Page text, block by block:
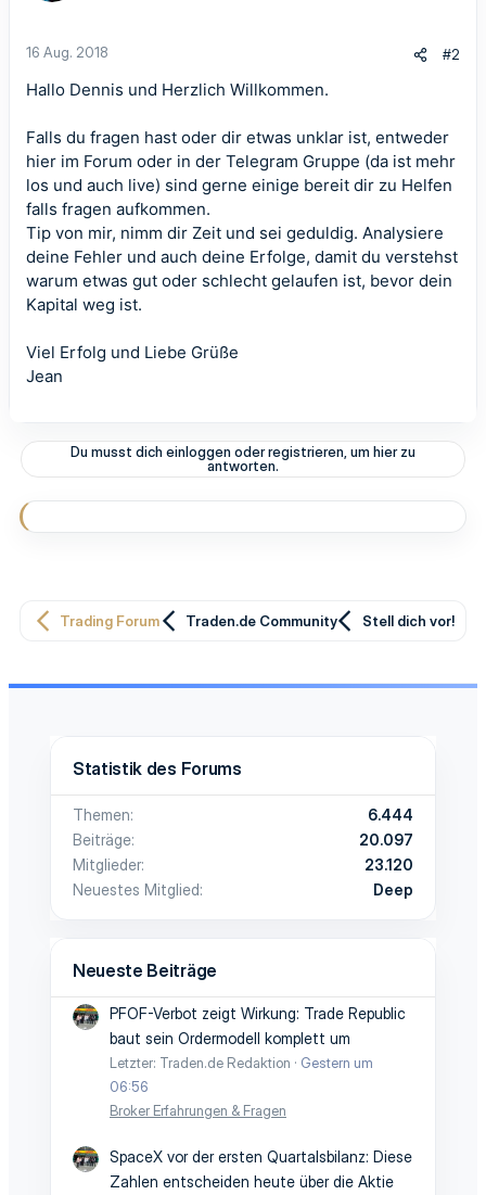
16 Aug. 2018 #2
Hallo Dennis und Herzlich Willkommen.
Falls du fragen hast oder dir etwas unklar ist, entweder
hier im Forum oder in der Telegram Gruppe (da ist mehr
los und auch live) sind gerne einige bereit dir zu Helfen
falls fragen aufkommen.
Tip von mir, nimm dir Zeit und sei geduldig. Analysiere
deine Fehler und auch deine Erfolge, damit du verstehst
warum etwas gut oder schlecht gelaufen ist, bevor dein
Kapital weg ist.
Viel Erfolg und Liebe Grüße
Jean
Du musst dich einloggen oder registrieren, um hier zu
antworten.
Trading Forum Traden.de Community Stell dich vor!
Statistik des Forums
Themen
6.444
Beiträge
20.097
Mitglieder
23.120
Neuestes Mitglied
Deep
Neueste Beiträge
PFOF-Verbot zeigt Wirkung: Trade Republic
baut sein Ordermodell komplett um
Letzter: Traden.de Redaktion
Gestern um
06:56
Broker Erfahrungen & Fragen
SpaceX vor der ersten Quartalsbilanz: Diese
Zahlen entscheiden heute über die Aktie